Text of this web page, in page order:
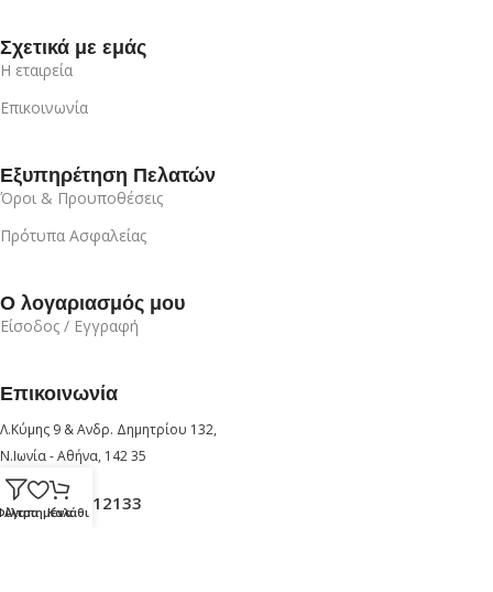
Σχετικά με εμάς
Η εταιρεία
Επικοινωνία
Εξυπηρέτηση Πελατών
Όροι & Προυποθέσεις
Πρότυπα Ασφαλείας
Ο λογαριασμός μου
Είσοδος / Εγγραφή
Επικοινωνία
Λ.Κύμης 9 & Ανδρ. Δημητρίου 132,
Ν.Ιωνία - Αθήνα, 142 35
+30 210 6912133
Αγαπημένα
Καλάθι